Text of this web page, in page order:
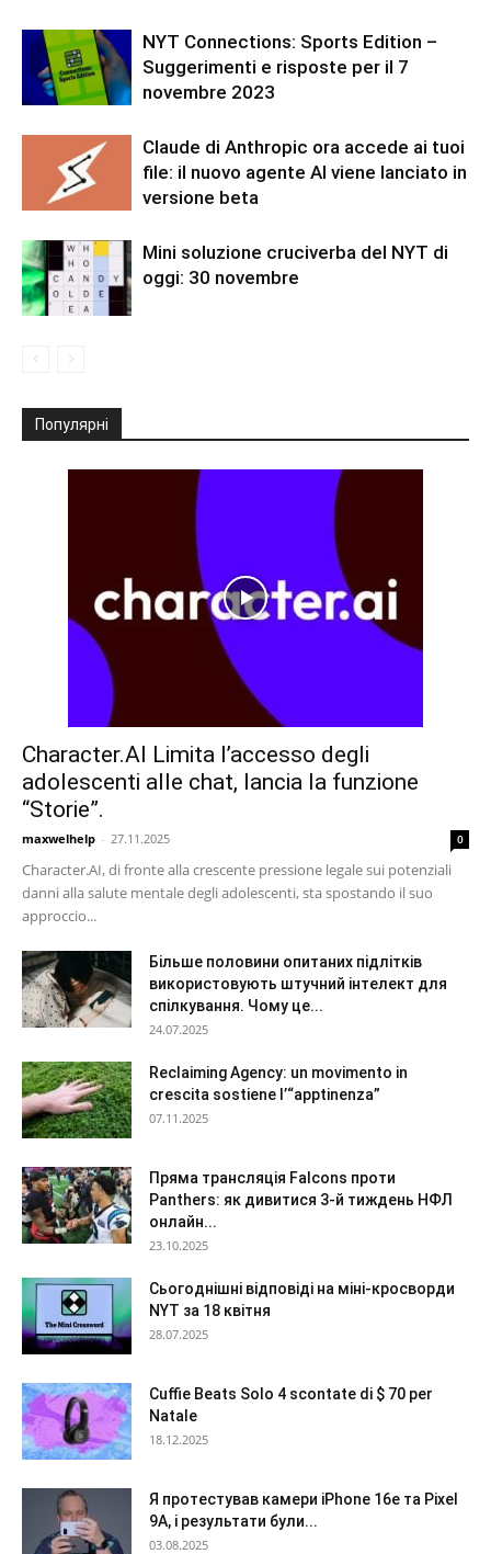
NYT Connections: Sports Edition –
Suggerimenti e risposte per il 7
novembre 2023
Claude di Anthropic ora accede ai tuoi
file: il nuovo agente AI viene lanciato in
versione beta
Mini soluzione cruciverba del NYT di
oggi: 30 novembre
Популярні
Character.AI Limita l’accesso degli
adolescenti alle chat, lancia la funzione
“Storie”.
maxwelhelp - 27.11.2025 0
Character.AI, di fronte alla crescente pressione legale sui potenziali
danni alla salute mentale degli adolescenti, sta spostando il suo
approccio...
Більше половини опитаних підлітків
використовують штучний інтелект для
спілкування. Чому це...
24.07.2025
Reclaiming Agency: un movimento in
crescita sostiene l’“apptinenza”
07.11.2025
Пряма трансляція Falcons проти
Panthers: як дивитися 3-й тиждень НФЛ
онлайн...
23.10.2025
Сьогоднішні відповіді на міні-кросворди
NYT за 18 квітня
28.07.2025
Cuffie Beats Solo 4 scontate di $ 70 per
Natale
18.12.2025
Я протестував камери iPhone 16e та Pixel
9A, і результати були...
03.08.2025